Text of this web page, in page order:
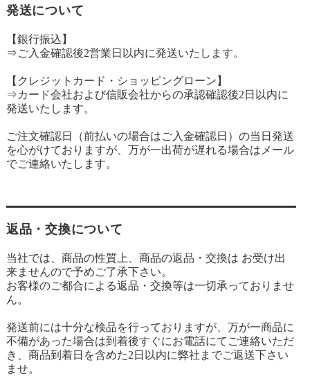
発送について
【銀行振込】
⇒ご入金確認後2営業日以内に発送いたします。
【クレジットカード・ショッピングローン】
⇒カード会社および信販会社からの承認確認後2日以内に
発送いたします。
ご注文確認日（前払いの場合はご入金確認日）の当日発送
を心がけておりますが、万が一出荷が遅れる場合はメール
でご連絡いたします。
返品・交換について
当社では、商品の性質上、商品の返品・交換は お受け出
来ませんので予めご了承下さい。
お客様のご都合による返品・交換等は一切承っておりませ
ん。
発送前には十分な検品を行っておりますが、万が一商品に
不備があった場合は到着後すぐにお電話にてご連絡いただ
き、商品到着日を含めた2日以内に弊社までご返送下さい
ませ。